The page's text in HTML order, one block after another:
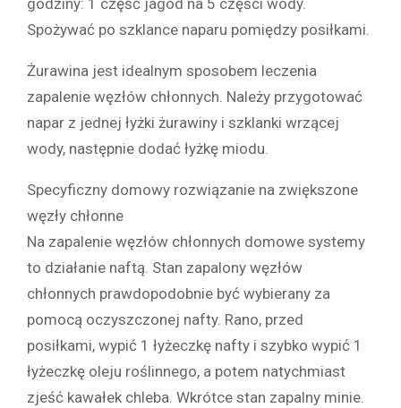
godziny: 1 część jagód na 5 części wody.
Spożywać po szklance naparu pomiędzy posiłkami.
Żurawina jest idealnym sposobem leczenia
zapalenie węzłów chłonnych. Należy przygotować
napar z jednej łyżki żurawiny i szklanki wrzącej
wody, następnie dodać łyżkę miodu.
Specyficzny domowy rozwiązanie na zwiększone
węzły chłonne
Na zapalenie węzłów chłonnych domowe systemy
to działanie naftą. Stan zapalony węzłów
chłonnych prawdopodobnie być wybierany za
pomocą oczyszczonej nafty. Rano, przed
posiłkami, wypić 1 łyżeczkę nafty i szybko wypić 1
łyżeczkę oleju roślinnego, a potem natychmiast
zjeść kawałek chleba. Wkrótce stan zapalny minie.